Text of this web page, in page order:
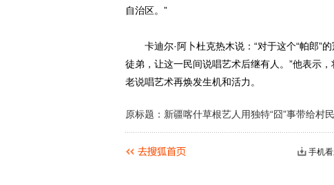
自治区。”
卡迪尔·阿卜杜克热木说：“对于这个“帕郎”
徒弟，让这一民间说唱艺术后继有人。”他表示
老说唱艺术再焕发生机和活力。
原标题：新疆喀什草根艺人用独特“囧”事带给村
手机